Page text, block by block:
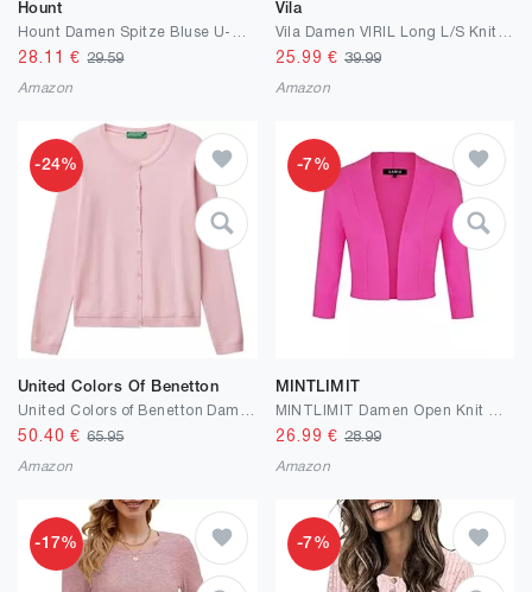
Hount
28.11 €29.59
Amazon
Vila
25.99 € 39.99
Amazon
-24%
United Colors Of Benetton
50.40 €65.95
Amazon
-7%
MINTLIMIT
26.99 € 28.99
Amazon
-17% -7%